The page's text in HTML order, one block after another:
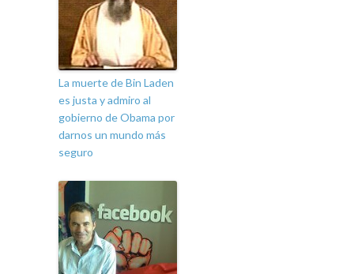
La muerte de Bin Laden
es justa y admiro al
gobierno de Obama por
darnos un mundo más
seguro